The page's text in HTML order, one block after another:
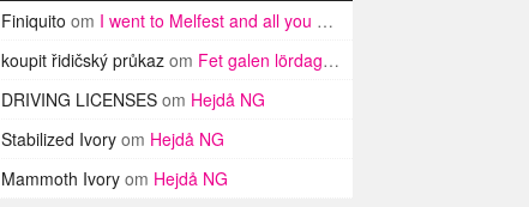
Finiquito om I went to Melfest and all you got was three lousy selfies
koupit řidičský průkaz om Fet galen lördagskväll
DRIVING LICENSES om Hejdå NG
Stabilized Ivory om Hejdå NG
Mammoth Ivory om Hejdå NG